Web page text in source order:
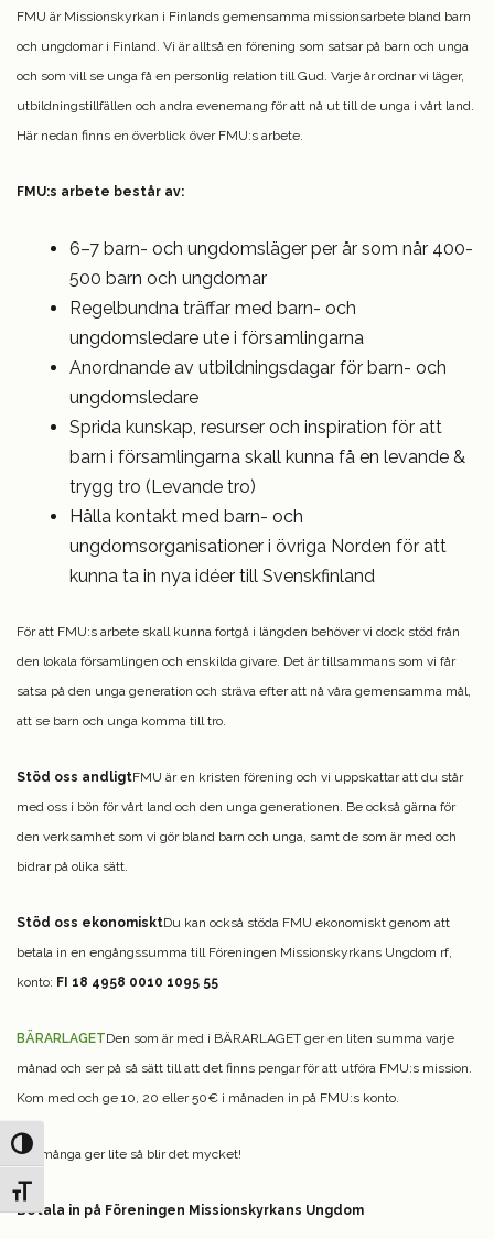
Slå på/av hög kontrast
Slå på/av textstorlek
FMU är Missionskyrkan i Finlands gemensamma missionsarbete bland barn
och ungdomar i Finland. Vi är alltså en förening som satsar på barn och unga
och som vill se unga få en personlig relation till Gud. Varje år ordnar vi läger,
utbildningstillfällen och andra evenemang för att nå ut till de unga i vårt land.
Här nedan finns en överblick över FMU:s arbete.
FMU:s arbete består av:
6–7 barn- och ungdomsläger per år som når 400-
500 barn och ungdomar
Regelbundna träffar med barn- och
ungdomsledare ute i församlingarna
Anordnande av utbildningsdagar för barn- och
ungdomsledare
Sprida kunskap, resurser och inspiration för att
barn i församlingarna skall kunna få en levande &
trygg tro (Levande tro)
Hålla kontakt med barn- och
ungdomsorganisationer i övriga Norden för att
kunna ta in nya idéer till Svenskfinland
För att FMU:s arbete skall kunna fortgå i längden behöver vi dock stöd från
den lokala församlingen och enskilda givare. Det är tillsammans som vi får
satsa på den unga generation och sträva efter att nå våra gemensamma mål,
att se barn och unga komma till tro.
Stöd oss andligtFMU är en kristen förening och vi uppskattar att du står
med oss i bön för vårt land och den unga generationen. Be också gärna för
den verksamhet som vi gör bland barn och unga, samt de som är med och
bidrar på olika sätt.
Stöd oss ekonomisktDu kan också stöda FMU ekonomiskt genom att
betala in en engångssumma till Föreningen Missionskyrkans Ungdom rf,
konto: FI 18 4958 0010 1095 55
BÄRARLAGETDen som är med i BÄRARLAGET ger en liten summa varje
månad och ser på så sätt till att det finns pengar för att utföra FMU:s mission.
Kom med och ge 10, 20 eller 50€ i månaden in på FMU:s konto.
Om många ger lite så blir det mycket!
Betala in på Föreningen Missionskyrkans Ungdom